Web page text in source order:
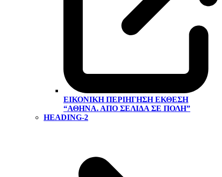
ΕΙΚΟΝΙΚΉ ΠΕΡΙΉΓΗΣΗ ΕΚΘΕΣΗ
“ΑΘΉΝΑ. ΑΠΌ ΣΕΛΊΔΑ ΣΕ ΠΌΛΗ”
HEADING-2